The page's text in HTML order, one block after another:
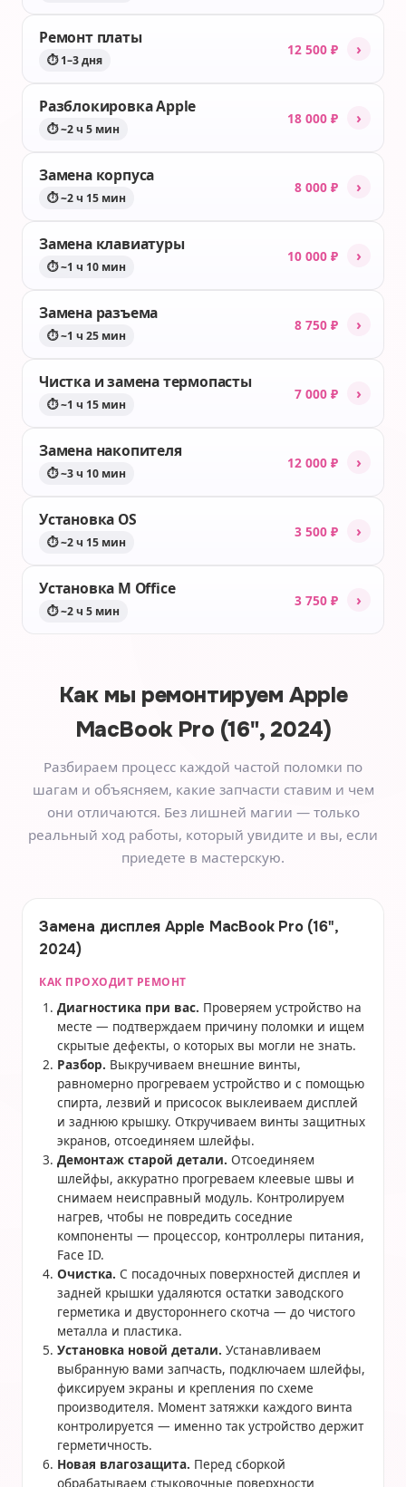
Ремонт платы
⏱ 1–3 дня
12 500 ₽ ›
Разблокировка Apple
⏱ ~2 ч 5 мин
18 000 ₽ ›
Замена корпуса
⏱ ~2 ч 15 мин
8 000 ₽ ›
Замена клавиатуры
⏱ ~1 ч 10 мин
10 000 ₽ ›
Замена разъема
⏱ ~1 ч 25 мин
8 750 ₽ ›
Чистка и замена термопасты
⏱ ~1 ч 15 мин
7 000 ₽ ›
Замена накопителя
⏱ ~3 ч 10 мин
12 000 ₽ ›
Установка OS
⏱ ~2 ч 15 мин
3 500 ₽ ›
Установка M Office
⏱ ~2 ч 5 мин
3 750 ₽ ›
Как мы ремонтируемApple
MacBook Pro (16", 2024)
Разбираем процесс каждой частой поломки по
шагам и объясняем, какие запчасти ставим и чем
они отличаются. Без лишней магии — только
реальный ход работы, который увидите и вы, если
приедете в мастерскую.
Замена дисплея Apple MacBook Pro (16",
2024)
КАК ПРОХОДИТ РЕМОНТ
Диагностика при вас. Проверяем устройство на
месте — подтверждаем причину поломки и ищем
скрытые дефекты, о которых вы могли не знать.
Разбор. Выкручиваем внешние винты,
равномерно прогреваем устройство и с помощью
спирта, лезвий и присосок выклеиваем дисплей
и заднюю крышку. Откручиваем винты защитных
экранов, отсоединяем шлейфы.
Демонтаж старой детали. Отсоединяем
шлейфы, аккуратно прогреваем клеевые швы и
снимаем неисправный модуль. Контролируем
нагрев, чтобы не повредить соседние
компоненты — процессор, контроллеры питания,
Face ID.
Очистка. С посадочных поверхностей дисплея и
задней крышки удаляются остатки заводского
герметика и двустороннего скотча — до чистого
металла и пластика.
Установка новой детали. Устанавливаем
выбранную вами запчасть, подключаем шлейфы,
фиксируем экраны и крепления по схеме
производителя. Момент затяжки каждого винта
контролируется — именно так устройство держит
герметичность.
Новая влагозащита. Перед сборкой
обрабатываем стыковочные поверхности